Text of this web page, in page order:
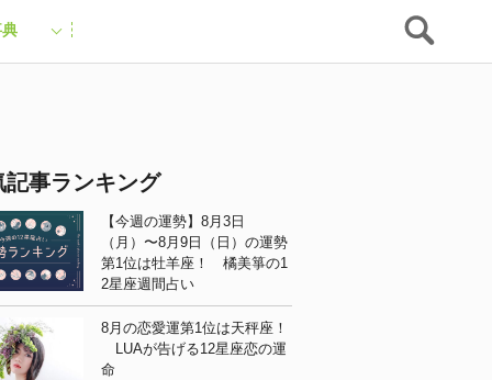
記事ランキング
【今週の運勢】8月3日
（月）〜8月9日（日）の運勢
第1位は牡羊座！ 橘美箏の1
2星座週間占い
8月の恋愛運第1位は天秤座！
LUAが告げる12星座恋の運
命